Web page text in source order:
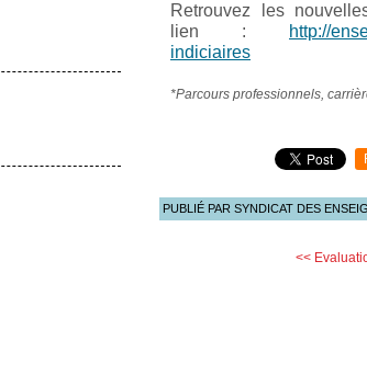
Retrouvez les
lien :
http://
indiciaires
*Parcours professionnels,
PUBLIÉ PAR SYNDICAT DES
<<